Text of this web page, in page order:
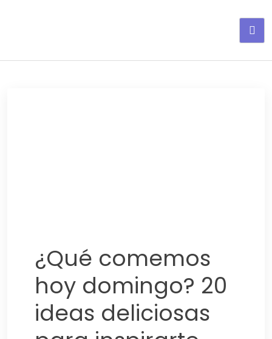
¿Qué comemos
hoy domingo? 20
ideas deliciosas